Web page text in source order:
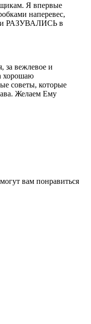
Я впервые
наперевес,
РАЗУВАЛИСЬ в
за вежлевое и
хорошаю
советы, которые
Желаем Ему
вам понравиться